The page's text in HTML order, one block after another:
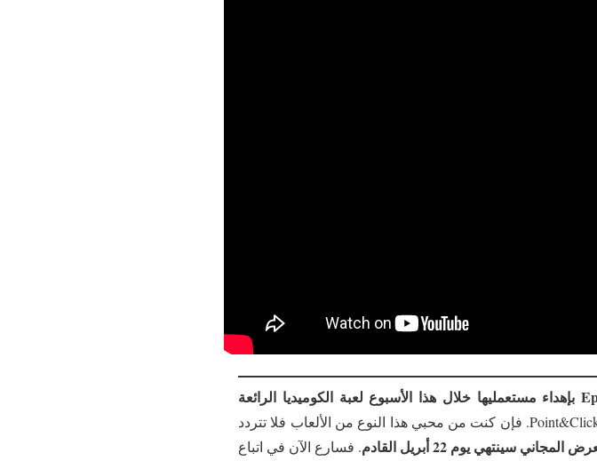
منصة Epic Games بإهداء مستعمليها خلال هذا الأسبوع لعبة الكوميديا الرائعة
و التي تنتمي أيضاً لصنف الـ Point&Click. فإن كنت من محبي هذا النوع من الألعاب فلا تتردد
سينتهي يوم 22 أبريل القادم
. فسارع الآن في اتباع